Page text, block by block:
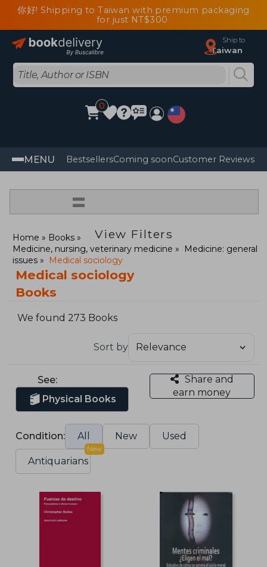
你好! Shipping to Taiwan with premium packaging
for just NT$300
Ship to
Taiwan
0
MENU BestsellersComing soonCustomer Reviews
=
View Filters
Home
Books
Medicine, nursing, veterinary medicine
Medicine: general
issues
Medical sociology
Medical sociology
Books
We found 273 Books
Sort by
See:
Physical Books
Share and
earn money
Condition: All New Used
Antiquarians
New